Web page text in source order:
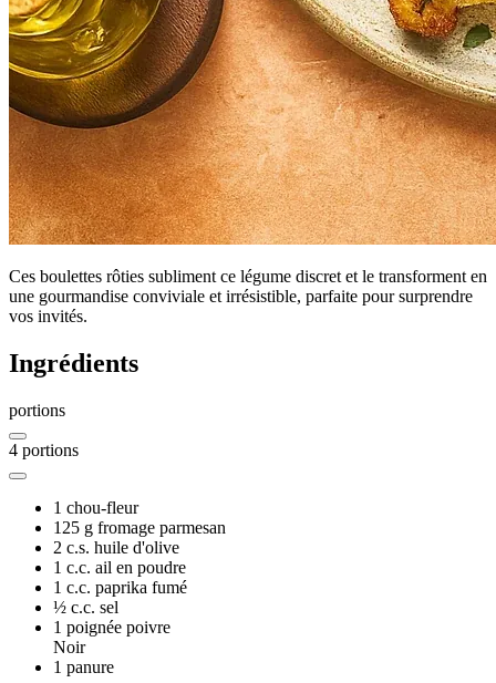
Ces boulettes rôties subliment ce légume discret et le transforment en
une gourmandise conviviale et irrésistible, parfaite pour surprendre
vos invités.
Ingrédients
portions
4 portions
1 chou-fleur
125 g fromage parmesan
2 c.s. huile d'olive
1 c.c. ail en poudre
1 c.c. paprika fumé
½ c.c. sel
1 poignée poivre
Noir
1 panure